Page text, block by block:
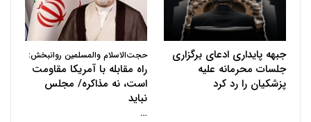
جبهه پایداری ادعای برگزاری
جلسات محرمانه علیه
پزشکیان را رد کرد
حجت‌الاسلام والمسلمین روانبخش:
راه مقابله با آمریکا مقاومت
است، نه مذاکره/ مجلس
نباید
…